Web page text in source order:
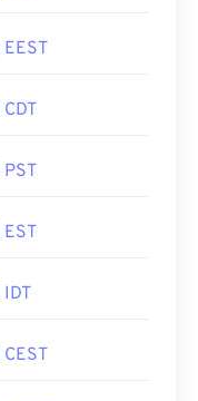
EEST
PST
EST
IDT
CEST